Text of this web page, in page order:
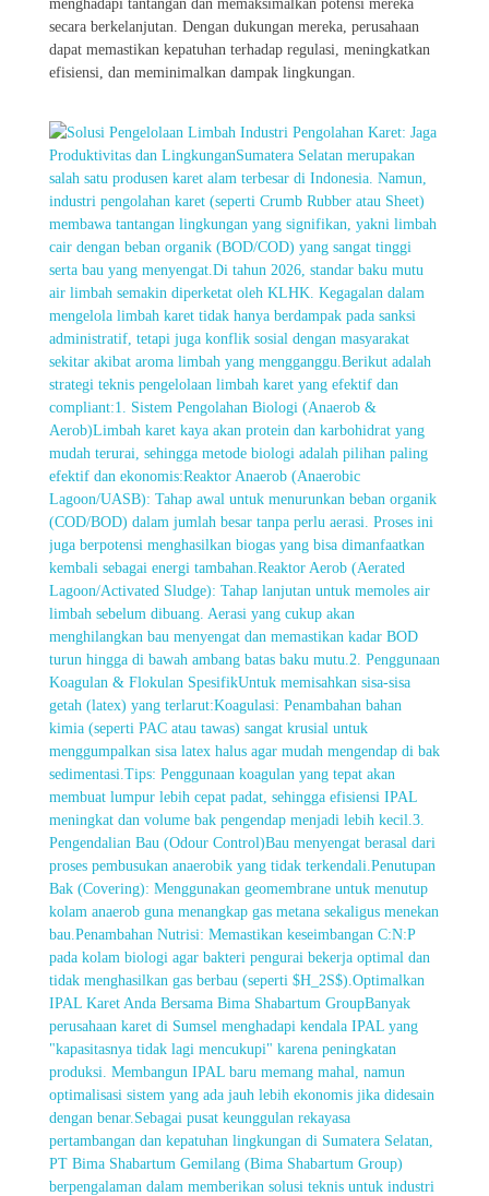
menghadapi tantangan dan memaksimalkan potensi mereka
secara berkelanjutan. Dengan dukungan mereka, perusahaan
dapat memastikan kepatuhan terhadap regulasi, meningkatkan
efisiensi, dan meminimalkan dampak lingkungan.